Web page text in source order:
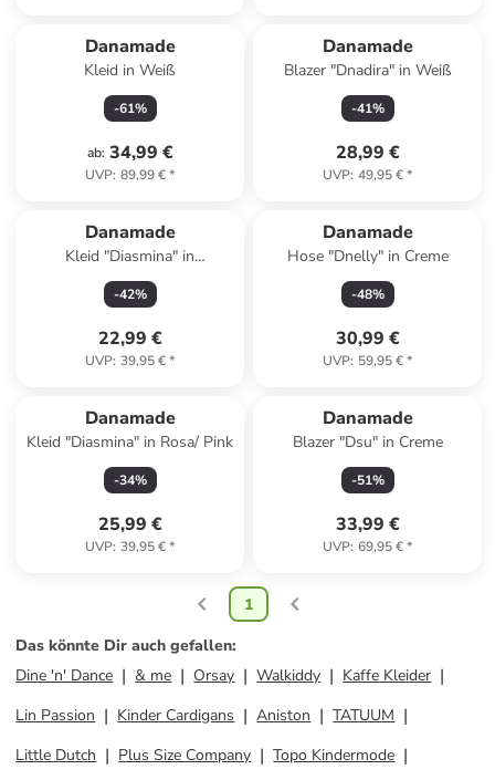
Danamade
Kleid in Weiß
-61%
ab: 34,99 €
UVP: 89,99 €*
Danamade
Blazer "Dnadira" in Weiß
-41%
28,99 €
UVP: 49,95 €*
Danamade
Kleid "Diasmina" in
Dunkelblau/ Rosa
-42%
22,99 €
UVP: 39,95 €*
Danamade
Hose "Dnelly" in Creme
-48%
30,99 €
UVP: 59,95 €*
Danamade
Kleid "Diasmina" in Rosa/ Pink
-34%
25,99 €
UVP: 39,95 €*
Danamade
Blazer "Dsu" in Creme
-51%
33,99 €
UVP: 69,95 €*
1
Das könnte Dir auch gefallen:
Dine 'n' Dance
& me Orsay Walkiddy
Kaffe Kleider
Lin Passion
Kinder Cardigans Aniston
TATUUM
Little Dutch
Plus Size Company
Topo Kindermode